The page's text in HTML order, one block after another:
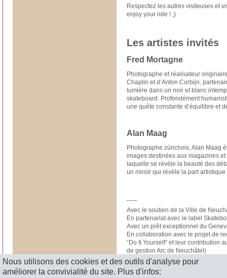
Nous utilisons des cookies et des outils d'analyse pour
améliorer la convivialité du site. Plus d'infos:
Respectez les autres visiteuses et
enjoy your ride ! ;)
Les artistes invités
Fred Mortagne
Photographe et réalisateur
Chaplin et d’Anton Corbijn,
lumière dans un noir et blanc
skateboard. Profondément
une quête constante d’équilibre et
Alan Maag
Photographe zürichois, Alan Maag
images destinées aux magazines
laquelle se révèle la beauté des
un miroir qui révèle la part
Avec le soutien de la Ville de
En partenariat avec le label
Avec un prêt exceptionnel du
En collaboration avec le projet de
“Do It Yourself” et leur contribution
de gestion Arc de Neuchâtel)